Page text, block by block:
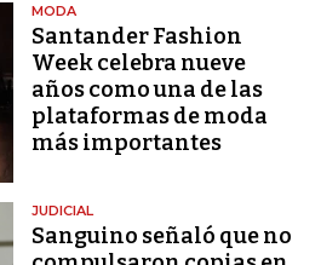
MODA
Santander Fashion
Week celebra nueve
años como una de las
plataformas de moda
más importantes
JUDICIAL
Sanguino señaló que no